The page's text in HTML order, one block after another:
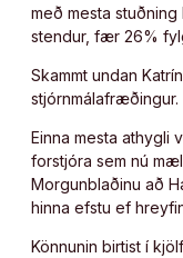
með mesta
stendur, fær 26%
Skammt undan
stjórnmálafræðingur.
Einna mesta athygli
forstjóra sem nú
Morgunblaðinu að
hinna efstu ef
Könnunin birtist í